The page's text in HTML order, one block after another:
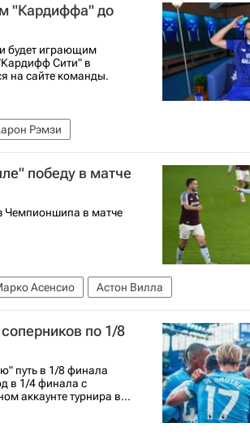
"Кардиффа" до
будет играющим
Сити" в
на сайте команды.
Рэмзи
победу в матче
Чемпионшипа в матче
Асенсио
Астон Вилла
по 1/8
путь в 1/8 финала
в 1/4 финала с
аккаунте турнира в...